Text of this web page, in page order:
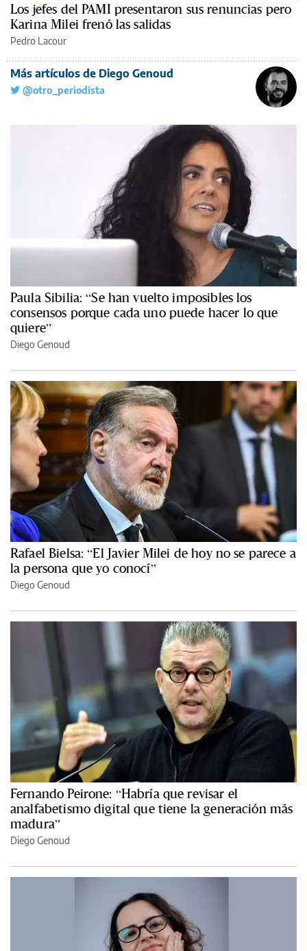
Los jefes del PAMI presentaron sus renuncias pero
Karina Milei frenó las salidas
Pedro Lacour
Más artículos de Diego Genoud
@otro_periodista
Paula Sibilia: “Se han vuelto imposibles los
consensos porque cada uno puede hacer lo que
quiere”
Diego Genoud
Rafael Bielsa: “El Javier Milei de hoy no se parece a
la persona que yo conocí”
Diego Genoud
Fernando Peirone: “Habría que revisar el
analfabetismo digital que tiene la generación más
madura”
Diego Genoud